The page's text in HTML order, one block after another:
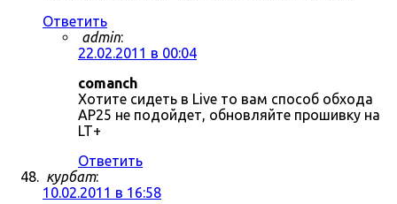
Ответить
admin:
22.02.2011 в 00:04
comanch
Хотите сидеть в Live то вам способ обхода
AP25 не подойдет, обновляйте прошивку на
LT+
Ответить
курбат:
10.02.2011 в 16:58